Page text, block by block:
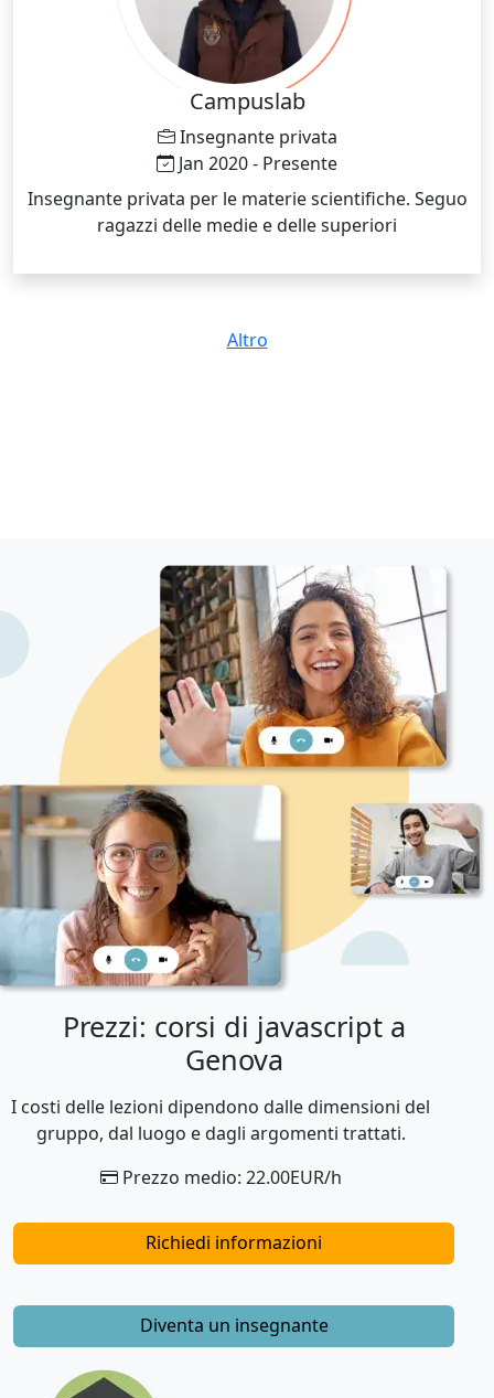
Campuslab
Insegnante privata
Jan 2020 - Presente
Insegnante privata per le materie scientifiche. Seguo
ragazzi delle medie e delle superiori
Altro
Prezzi: corsi di javascript a
Genova
I costi delle lezioni dipendono dalle dimensioni del
gruppo, dal luogo e dagli argomenti trattati.
Prezzo medio: 22.00EUR/h
Richiedi informazioni
Diventa un insegnante